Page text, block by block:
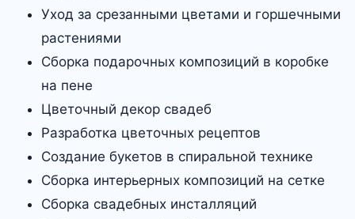
Уход за срезанными цветами и горшечными
растениями
Сборка подарочных композиций в коробке
на пене
Цветочный декор свадеб
Разработка цветочных рецептов
Создание букетов в спиральной технике
Сборка интерьерных композиций на сетке
Сборка свадебных инсталляций